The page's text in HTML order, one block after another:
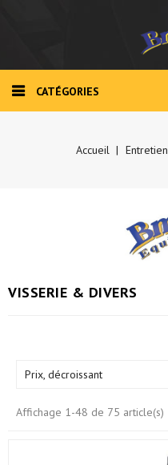
CATÉGORIES
Accueil Entretien
VISSERIE & DIVERS
Prix, décroissant
Affichage 1-48 de 75 article(s)